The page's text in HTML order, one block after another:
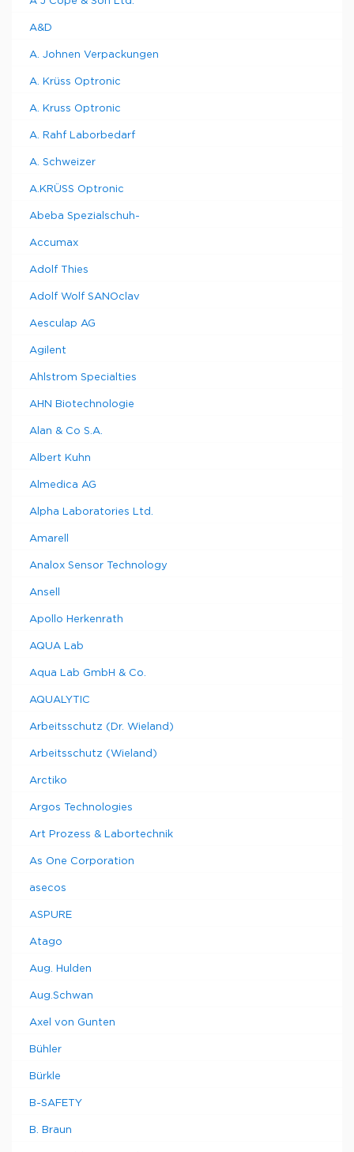
A&D
A. Johnen Verpackungen
A. Krüss Optronic
A. Kruss Optronic
A. Rahf Laborbedarf
A. Schweizer
A.KRÜSS Optronic
Abeba Spezialschuh-
Accumax
Adolf Thies
Adolf Wolf SANOclav
Aesculap AG
Agilent
Ahlstrom Specialties
AHN Biotechnologie
Alan & Co S.A.
Albert Kuhn
Almedica AG
Alpha Laboratories Ltd.
Amarell
Analox Sensor Technology
Ansell
Apollo Herkenrath
AQUA Lab
Aqua Lab GmbH & Co.
AQUALYTIC
Arbeitsschutz (Dr. Wieland)
Arbeitsschutz (Wieland)
Arctiko
Argos Technologies
Art Prozess & Labortechnik
As One Corporation
asecos
ASPURE
Atago
Aug. Hulden
Aug.Schwan
Axel von Gunten
Bühler
Bürkle
B-SAFETY
B. Braun